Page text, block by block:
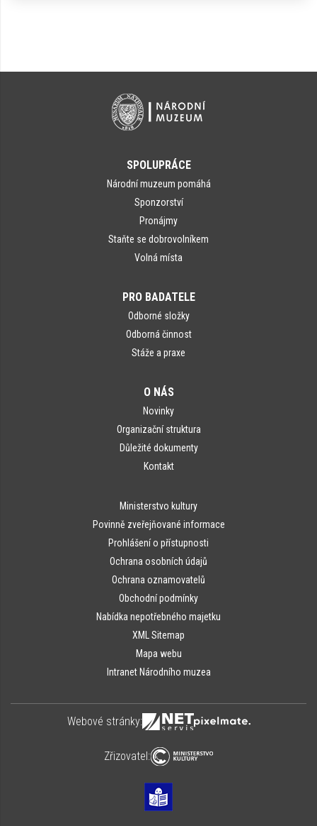
SPOLUPRÁCE
Národní muzeum pomáhá
Sponzorství
Pronájmy
Staňte se dobrovolníkem
Volná místa
PRO BADATELE
Odborné složky
Odborná činnost
Stáže a praxe
O NÁS
Novinky
Organizační struktura
Důležité dokumenty
Kontakt
Ministerstvo kultury
Povinně zveřejňované informace
Prohlášení o přístupnosti
Ochrana osobních údajů
Ochrana oznamovatelů
Obchodní podmínky
Nabídka nepotřebného majetku
XML Sitemap
Mapa webu
Intranet Národního muzea
Webové stránky:
Zřizovatel: